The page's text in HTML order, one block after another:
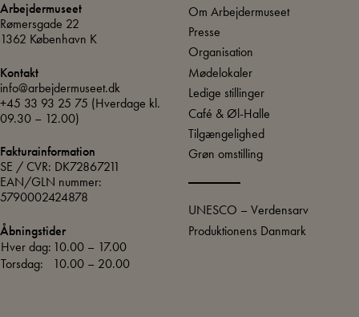
Arbejdermuseet
Rømersgade 22
1362 København K
Kontakt
info@arbejdermuseet.dk
+45 33 93 25 75 (Hverdage kl.
09.30 – 12.00)
Fakturainformation
SE / CVR: DK72867211
EAN/GLN nummer:
5790002424878
Åbningstider
Hver dag: 10.00 – 17.00
Torsdag:
10.00 – 20.00
Om Arbejdermuseet
Presse
Organisation
Mødelokaler
Ledige stillinger
Café & Øl-Halle
Tilgængelighed
Grøn omstilling
UNESCO – Verdensarv
Produktionens Danmark